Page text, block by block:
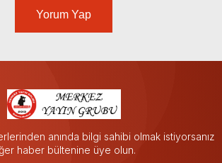
Yorum Yap
anında bilgi sahibi olmak istiyorsanız
haber bültenine üye olun.